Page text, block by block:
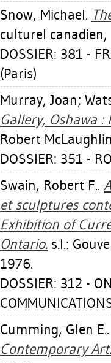
Snow, Michael.
culturel canadien,
DOSSIER: 381 -
(Paris)
Murray, Joan;
Gallery, Oshawa
Robert
DOSSIER: 351 -
Swain, Robert F..
et sculptures
Exhibition of
Ontario. s.l.:
1976.
DOSSIER: 312 -
Cumming, Glen E.
Contemporary Art.